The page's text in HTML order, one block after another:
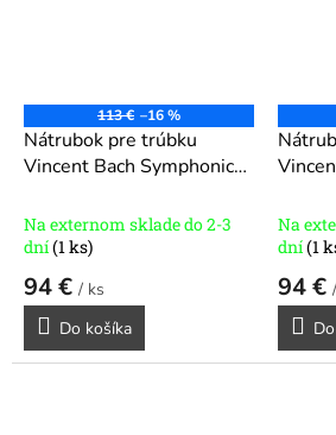
113 € –16 %
Nátrubok pre trúbku
Vincent Bach Symphonic
22
Na externom sklade do 2-3
dní(1 ks)
94 € / ks
Do košíka
24
Na
dní(1
94 €